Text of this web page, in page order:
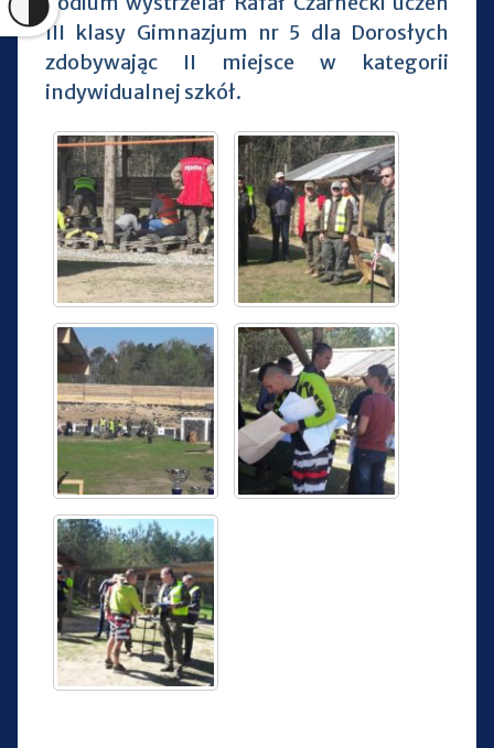
III klasy Gimnazjum nr 5 dla Dorosłych
zdobywając II miejsce w kategorii
indywidualnej szkół.